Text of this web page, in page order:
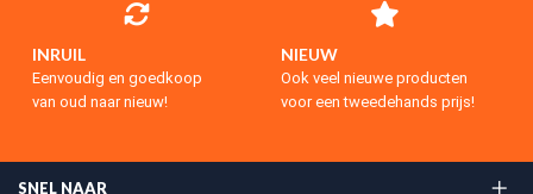
INRUIL
Eenvoudig en goedkoop
van oud naar nieuw!
NIEUW
Ook veel nieuwe producten
voor een tweedehands prijs!
SNEL NAAR